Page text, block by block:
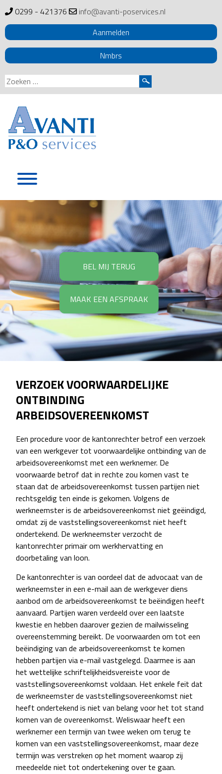
0299 - 421376
info@avanti-poservices.nl
Aanmelden
Nmbrs
Zoeken
naar:
BEL MIJ TERUG
MAAK EEN AFSPRAAK
VERZOEK VOORWAARDELIJKE
ONTBINDING
ARBEIDSOVEREENKOMST
Een procedure voor de kantonrechter betrof een verzoek
van een werkgever tot voorwaardelijke ontbinding van de
arbeidsovereenkomst met een werknemer. De
voorwaarde betrof dat in rechte zou komen vast te
staan dat de arbeidsovereenkomst tussen partijen niet
rechtsgeldig ten einde is gekomen. Volgens de
werkneemster is de arbeidsovereenkomst niet geëindigd,
omdat zij de vaststellingsovereenkomst niet heeft
ondertekend. De werkneemster verzocht de
kantonrechter primair om werkhervatting en
doorbetaling van loon.
De kantonrechter is van oordeel dat de advocaat van de
werkneemster in een e-mail aan de werkgever diens
aanbod om de arbeidsovereenkomst te beëindigen heeft
aanvaard. Partijen waren verdeeld over een laatste
kwestie en hebben daarover gezien de mailwisseling
overeenstemming bereikt. De voorwaarden om tot een
beëindiging van de arbeidsovereenkomst te komen
hebben partijen via e-mail vastgelegd. Daarmee is aan
het wettelijke schriftelijkheidsvereiste voor de
vaststellingsovereenkomst voldaan. Het enkele feit dat
de werkneemster de vaststellingsovereenkomst niet
heeft ondertekend is niet van belang voor het tot stand
komen van de overeenkomst. Weliswaar heeft een
werknemer een termijn van twee weken om terug te
komen van een vaststellingsovereenkomst, maar deze
termijn was verstreken op het moment waarop zij
meedeelde niet tot ondertekening over te gaan.